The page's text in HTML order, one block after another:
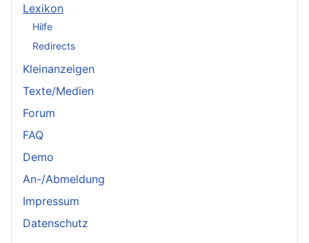
Lexikon
Hilfe
Redirects
Kleinanzeigen
Texte/Medien
Forum
FAQ
Demo
An-/Abmeldung
Impressum
Datenschutz